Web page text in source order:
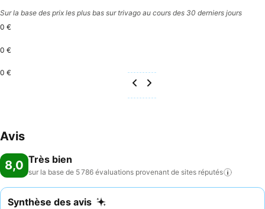
Sur la base des prix les plus bas sur trivago au cours des 30 derniers jours
0 €
0 €
0 €
Avis
8,0 Très bien
sur la base de 5 786 évaluations provenant de sites réputés
Synthèse des avis